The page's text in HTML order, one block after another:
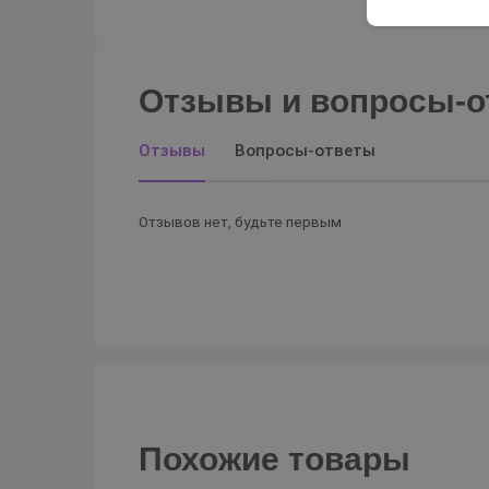
Отзывы и вопросы-
Отзывы Вопросы-ответы
Отзывов нет, будьте первым
Похожие товары